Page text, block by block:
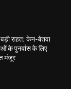
बड़ी राहत: केन-बेतवा
के पुनर्वास के लिए
मंजूर